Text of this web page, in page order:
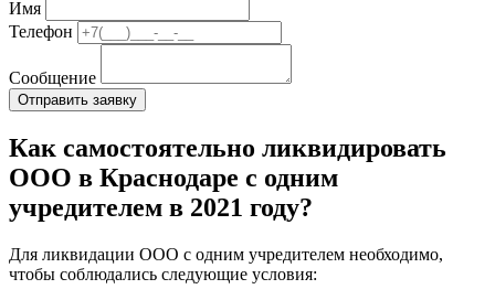
Имя
Телефон
Сообщение
Как самостоятельно ликвидировать
ООО в Краснодаре с одним
учредителем в 2021 году?
Для ликвидации ООО с одним учредителем необходимо,
чтобы соблюдались следующие условия: